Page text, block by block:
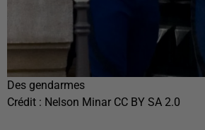
Des gendarmes
Crédit : Nelson Minar CC BY SA 2.0